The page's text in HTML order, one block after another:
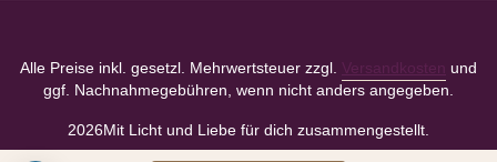
Alle Preise inkl. gesetzl. Mehrwertsteuer zzgl. Versandkosten
und
ggf. Nachnahmegebühren, wenn nicht anders angegeben.
2026Mit Licht und Liebe für dich zusammengestellt.